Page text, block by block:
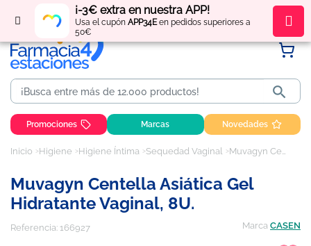
¡-3€ extra en nuestra APP!
Usa el cupón APP34Een pedidos superiores a
50€
Regístratey obténpuntos por tus compras

Promociones Marcas Novedades
Inicio Higiene Higiene Íntima Sequedad Vaginal Muvagyn Centella Asiática Gel Hidratante Vaginal, 8U.
Muvagyn Centella Asiática Gel
Hidratante Vaginal, 8U.
Referencia: 166927 Marca CASEN